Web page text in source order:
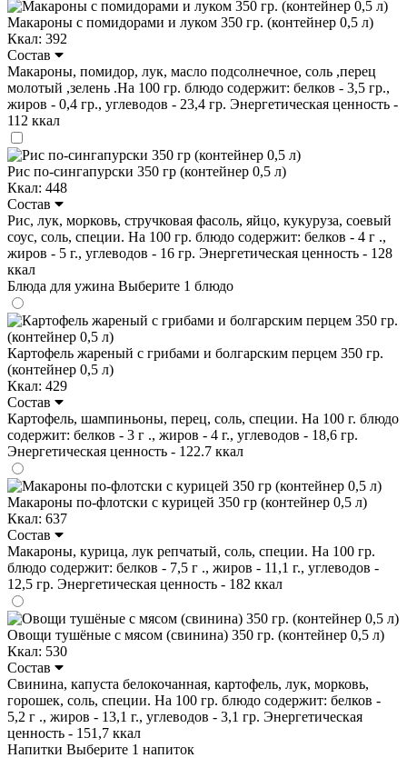
Макароны с помидорами и луком 350 гр. (контейнер 0,5 л)
Ккал: 392
Состав
Макароны, помидор, лук, масло подсолнечное, соль ,перец
молотый ,зелень .На 100 гр. блюдо содержит: белков - 3,5 гр.,
жиров - 0,4 гр., углеводов - 23,4 гр. Энергетическая ценность -
112 ккал
Рис по-сингапурски 350 гр (контейнер 0,5 л)
Ккал: 448
Состав
Рис, лук, морковь, стручковая фасоль, яйцо, кукуруза, соевый
соус, соль, специи. На 100 гр. блюдо содержит: белков - 4 г .,
жиров - 5 г., углеводов - 16 гр. Энергетическая ценность - 128
ккал
Блюда для ужина Выберите 1 блюдо
Картофель жареный с грибами и болгарским перцем 350 гр.
(контейнер 0,5 л)
Ккал: 429
Состав
Картофель, шампиньоны, перец, соль, специи. На 100 г. блюдо
содержит: белков - 3 г ., жиров - 4 г., углеводов - 18,6 гр.
Энергетическая ценность - 122.7 ккал
Макароны по-флотски с курицей 350 гр (контейнер 0,5 л)
Ккал: 637
Состав
Макароны, курица, лук репчатый, соль, специи. На 100 гр.
блюдо содержит: белков - 7,5 г ., жиров - 11,1 г., углеводов -
12,5 гр. Энергетическая ценность - 182 ккал
Овощи тушёные с мясом (свинина) 350 гр. (контейнер 0,5 л)
Ккал: 530
Состав
Свинина, капуста белокочанная, картофель, лук, морковь,
горошек, соль, специи. На 100 гр. блюдо содержит: белков -
5,2 г ., жиров - 13,1 г., углеводов - 3,1 гр. Энергетическая
ценность - 151,7 ккал
Напитки Выберите 1 напиток